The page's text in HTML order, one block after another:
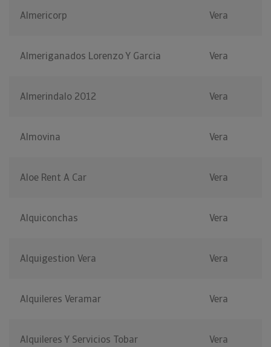
Almericorp Vera
Almeriganados Lorenzo Y Garcia Vera
Almerindalo 2012 Vera
Almovina Vera
Aloe Rent A Car Vera
Alquiconchas Vera
Alquigestion Vera Vera
Alquileres Veramar Vera
Alquileres Y Servicios Tobar Vera